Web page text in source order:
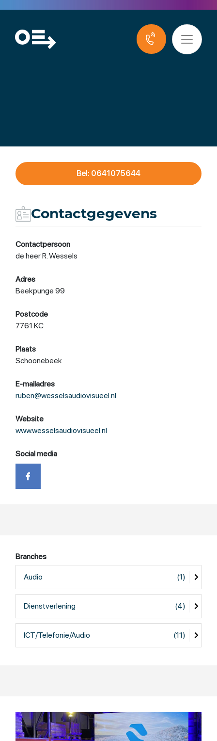
Wessels Audiovisueel
Bel: 0641075644
Contactgegevens
Contactpersoon
de heer R. Wessels
Adres
Beekpunge 99
Postcode
7761 KC
Plaats
Schoonebeek
E-mailadres
ruben@wesselsaudiovisueel.nl
Website
www.wesselsaudiovisueel.nl
Social media
Branches
Audio (1)
Dienstverlening (4)
ICT/Telefonie/Audio (11)